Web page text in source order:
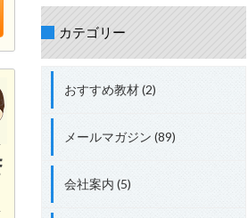
（正常）配賦額 = 予定（正常）配賦率
× 実際操業度。 実際発生額との差額が
配賦差異。 差異の処理方法 実際発生額
が予定額を上回る場合、追加コストと
して借方差異（不利差異）。 実際発生
額が予定額を下回る場合、コスト節約
れる場合：「手形借入金」 具体例 200
座預金に入金された場合： 借方：当座
+ 2,000,000円 総勘定元帳への転記 資
産：「当座預金 + 2,000,000円」 負
類 資産勘定に分類される。 実際の支出
る。 仮払金の定義 支出金額や内容が確
定していない場合に一時的に支払う際
に使用する勘定科目。 支出内容が確定
した時点で精算処理を行い、仮払金は
解消される。 短期間で精算されること
が前提。 関連する勘定科目 現金や仮受
使用例 例: 出張費が確定しない場合、
社員に2,000円を仮払金として渡し、
カテゴリー
おすすめ教材 (2)
メールマガジン (89)
会社案内 (5)